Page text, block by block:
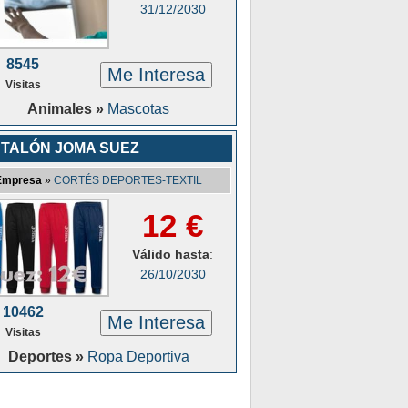
31/12/2030
8545
Visitas Me Interesa
Animales » Mascotas
JOMA SUEZ
» CORTÉS DEPORTES-TEXTIL
12 €
Válido hasta:
26/10/2030
10462
Visitas Me Interesa
Deportes » Ropa Deportiva